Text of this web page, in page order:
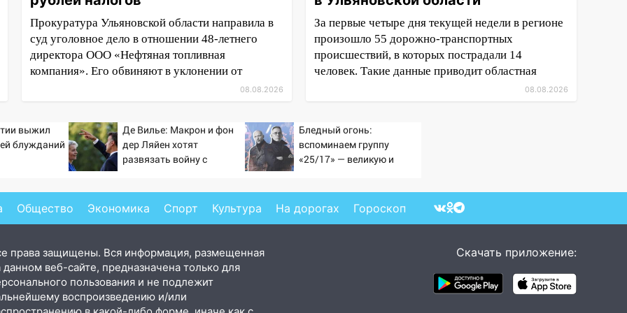
Прокуратура Ульяновской области направила в
суд уголовное дело в отношении 48-летнего
директора ООО «Нефтяная топливная
компания». Его обвиняют в уклонении от
08.08.2026
За первые четыре дня текущей недели в регионе
произошло 55 дорожно-транспортных
происшествий, в которых пострадали 14
человек. Такие данные приводит областная
08.08.2026
выжил
блужданий
Де Вилье: Макрон и фон
дер Ляйен хотят
развязать войну с
Бледный огонь:
вспоминаем группу
«25/17» — великую и
Общество Экономика Спорт Культура На дорогах Гороскоп
права защищены. Вся информация, размещенная
данном веб-сайте, предназначена только для
пользования и не подлежит
воспроизведению и/или
Скачать приложение: